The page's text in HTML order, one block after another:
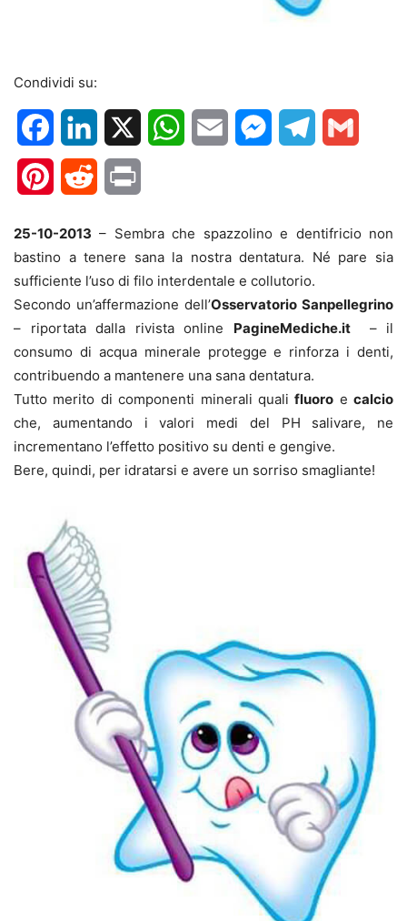
Condividi su:
FacebookLinkedIn WhatsApp
Email MessengerTelegram
PinterestReddit
25-10-2013 – Sembra che spazzolino e dentifricio non
bastino a tenere sana la nostra dentatura. Né pare sia
sufficiente l’uso di filo interdentale e collutorio.
Secondo un’affermazione dell’Osservatorio Sanpellegrino
– riportata dalla rivista online PagineMediche.it– il
consumo di acqua minerale protegge e rinforza i denti,
contribuendo a mantenere una sana dentatura.
Tutto merito di componenti minerali qualifluoro e calcio
che, aumentando i valori medi del PH salivare, ne
incrementano l’effetto positivo su denti e gengive.
Bere, quindi, per idratarsi e avere un sorriso smagliante!